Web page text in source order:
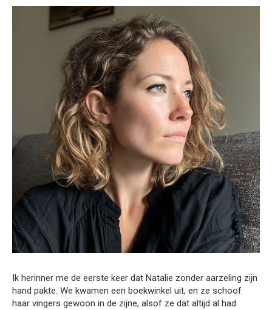
Ik herinner me de eerste keer dat Natalie zonder aarzeling zijn
hand pakte. We kwamen een boekwinkel uit, en ze schoof
haar vingers gewoon in de zijne, alsof ze dat altijd al had